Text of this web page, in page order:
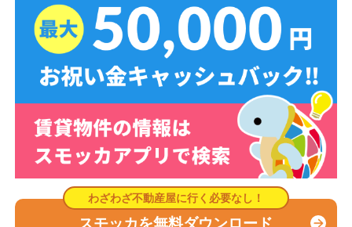
スモッカを無料ダウンロード